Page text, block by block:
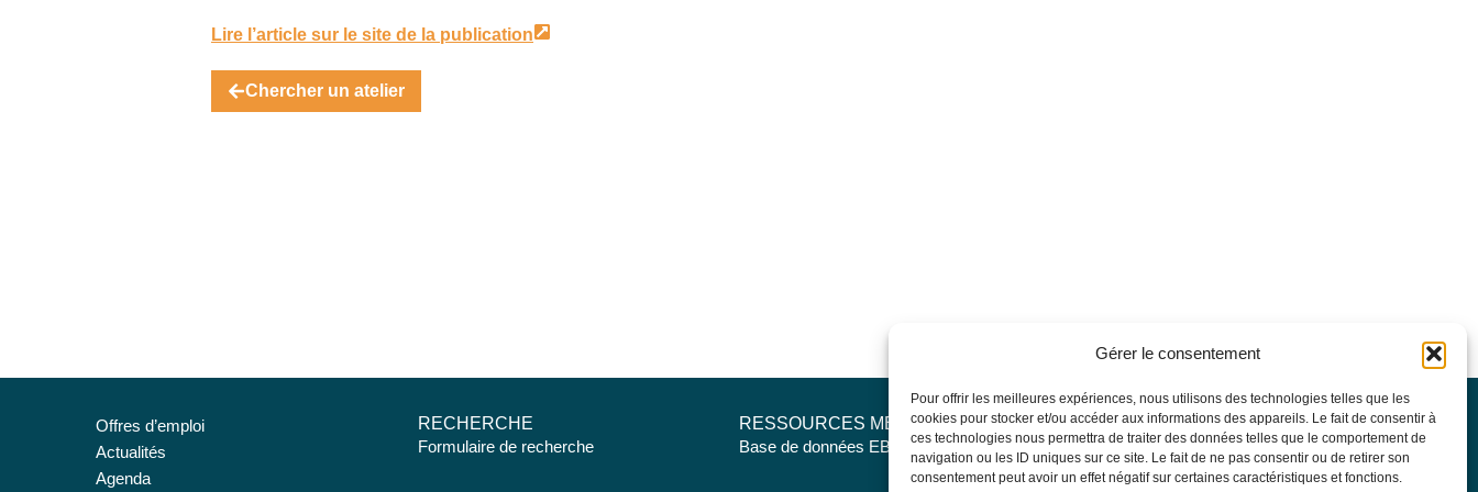
Gérer le consentement
Pour offrir les meilleures expériences, nous utilisons des technologies telles que les
cookies pour stocker et/ou accéder aux informations des appareils. Le fait de consentir à
ces technologies nous permettra de traiter des données telles que le comportement de
navigation ou les ID uniques sur ce site. Le fait de ne pas consentir ou de retirer son
consentement peut avoir un effet négatif sur certaines caractéristiques et fonctions.
Lire l’article sur le site de la publication
Chercher un atelier
Offres d’emploi
Actualités
Agenda
RECHERCHE
Formulaire de recherche
RESSOURCES MÉDICALES
Base de données EBMT Registry
SFGM-TC
Statuts
Conseil d’administration